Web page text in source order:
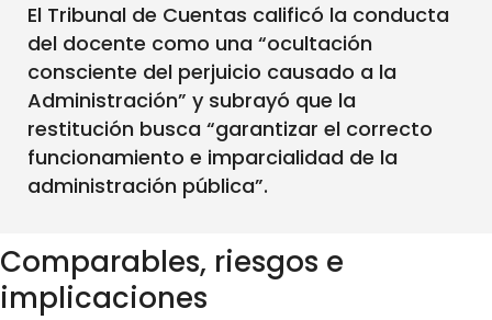
El Tribunal de Cuentas calificó la conducta
del docente como una “ocultación
consciente del perjuicio causado a la
Administración” y subrayó que la
restitución busca “garantizar el correcto
funcionamiento e imparcialidad de la
administración pública”.
Comparables, riesgos e
implicaciones